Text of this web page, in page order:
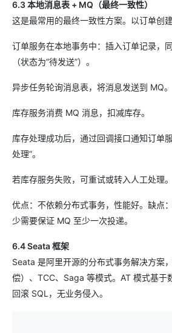
6.3 本地消息表 + MQ（最终一致性）
这是最常用的最终一致性方案。以订单创
订单服务在本地事务中：插入订单记录，
（状态为“待发送”）。
异步任务轮询消息表，将消息发送到 MQ。
库存服务消费 MQ 消息，扣减库存。
库存处理成功后，通过回调接口通知订单
处理”。
若库存服务失败，可重试或转入人工处理。
优点：不依赖分布式事务，性能好。缺点
少需要保证 MQ 至少一次投递。
6.4 Seata 框架
Seata 是阿里开源的分布式事务解决方案
偿）、TCC、Saga 等模式。AT 模式基于
回滚 SQL，无业务侵入。